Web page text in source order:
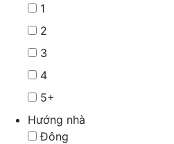
1
2
3
4
5+
Hướng nhà
Đông